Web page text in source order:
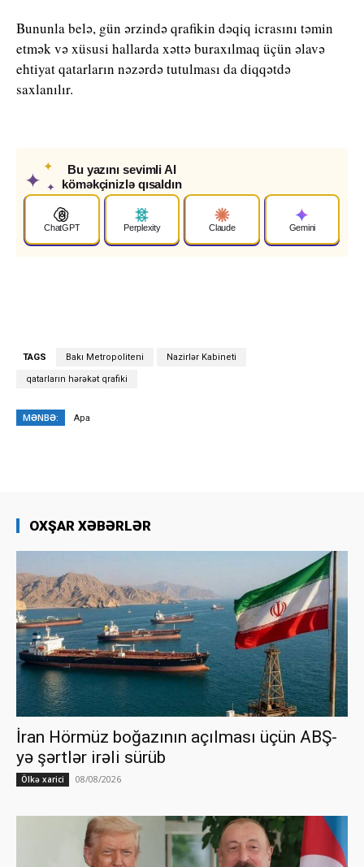
Bununla belə, gün ərzində qrafikin dəqiq icrasını təmin
etmək və xüsusi hallarda xəttə buraxılmaq üçün əlavə
ehtiyat qatarların nəzərdə tutulması da diqqətdə
saxlanılır.
✦
✦
✦
Bu yazını sevimli AI
köməkçinizlə qısaldın
ChatGPT Perplexity Claude Gemini
TAGS Bakı Metropoliteni Nazirlər Kabineti
qatarların hərəkət qrafiki
MƏNBƏ: Apa
OXŞAR XƏBƏRLƏR
İran Hörmüz boğazının açılması üçün ABŞ-
yə şərtlər irəli sürüb
Ölkə xarici 08/08/2026